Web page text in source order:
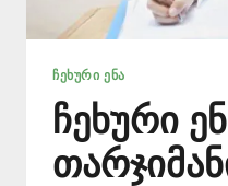
ᲩᲔᲮᲣᲠᲘ ᲔᲜᲐ
ჩეხური